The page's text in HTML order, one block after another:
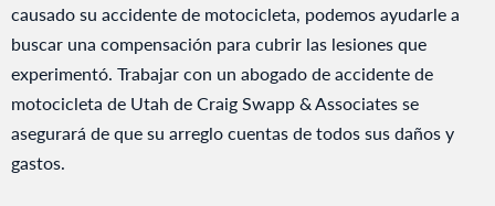
causado su accidente de motocicleta, podemos ayudarle a
buscar una compensación para cubrir las lesiones que
experimentó. Trabajar con un abogado de accidente de
motocicleta de Utah de Craig Swapp & Associates se
asegurará de que su arreglo cuentas de todos sus daños y
gastos.